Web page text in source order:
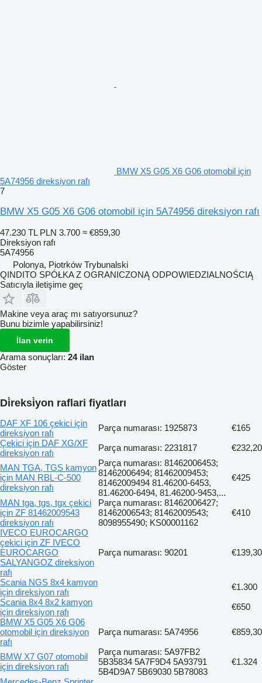
BMW X5 G05 X6 G06 otomobil için
5A74956 direksiyon rafı
7
BMW X5 G05 X6 G06 otomobil için 5A74956 direksiyon rafı
47.230 TL PLN 3.700 ≈ €859,30
Direksiyon rafı
5A74956
Polonya, Piotrków Trybunalski
QINDITO SPÓŁKA Z OGRANICZONĄ ODPOWIEDZIALNOŚCIĄ
Satıcıyla iletişime geç
Makine veya araç mı satıyorsunuz?
Bunu bizimle yapabilirsiniz!
İlan verin
Arama sonuçları: 24 ilan
Göster
Di̇reksi̇yon raflari fiyatları
DAF XF 106 çekici için
direksiyon rafı
Parça numarası: 1925873
€165
Çekici için DAF XG/XF
direksiyon rafı
Parça numarası: 2231817
€232,20
MAN TGA, TGS kamyon
için MAN RBL-C-500
direksiyon rafı
Parça numarası: 81462006453;
81462006494; 81462009453;
81462009494 81.46200-6453,
81.46200-6494, 81.46200-9453,...
€425
MAN tga, tgs, tgx çekici
için ZF 81462009543
direksiyon rafı
Parça numarası: 81462006427;
81462006543; 81462009543;
8098955490; KS00001162
€410
IVECO EUROCARGO
çekici için ZF IVECO
EUROCARGO
SALYANGOZ direksiyon
rafı
Parça numarası: 90201 €139,30
Scania NGS 8x4 kamyon
için direksiyon rafı
€1.300
Scania 8x4 8x2 kamyon
için direksiyon rafı
€650
BMW X5 G05 X6 G06
otomobil için direksiyon
rafı
Parça numarası: 5A74956 €859,30
BMW X7 G07 otomobil
için direksiyon rafı
Parça numarası: 5A97FB2
5B35834 5A7F9D4 5A93791
5B4D9A7 5B69030 5B78083
€1.324